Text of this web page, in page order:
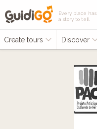
Every place has
a story to tell
Create tours Discover